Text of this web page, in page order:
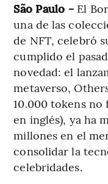
São Paulo - El
una de las
de NFT, celebró
cumplido el
novedad: el
metaverso,
10.000 tokens no
en inglés), ya ha
millones en el
consolidar la
celebridades.